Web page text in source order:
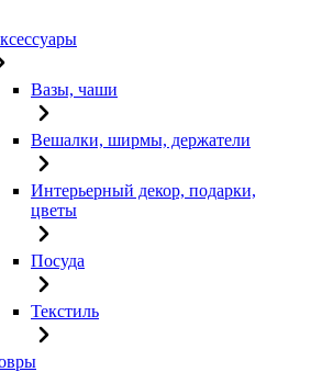
Вазы, чаши
Вешалки, ширмы, держатели
Интерьерный декор, подарки,
цветы
Посуда
Текстиль